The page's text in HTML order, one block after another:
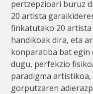
pertzepzioari buruz
20 artista
finkatutako 20
handikoak dira, eta
konparatiba bat egin
dugu, perfekzio
paradigma
gorputzaren